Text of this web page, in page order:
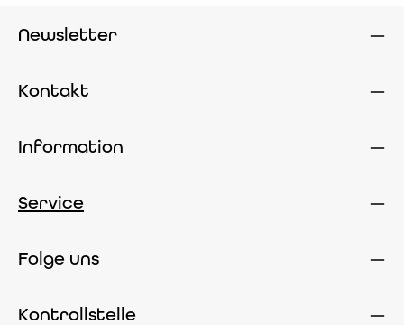
Newsletter
Kontakt
Information
Service
Folge uns
Kontrollstelle